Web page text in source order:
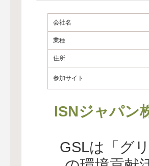
会社名
業種
住所
参加サイト
ISNジャパン
GSLは「グ